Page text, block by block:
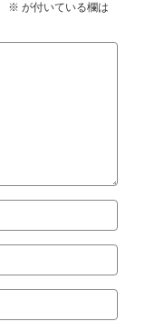
※ が付いている欄は